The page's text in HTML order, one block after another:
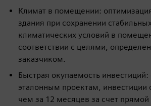
Климат в помещении:
здания при сохранении
климатических условий в
соответствии с целями,
заказчиком.
Быстрая окупаемость инвестиций:
эталонным проектам, инвестиции
чем за 12 месяцев за счет